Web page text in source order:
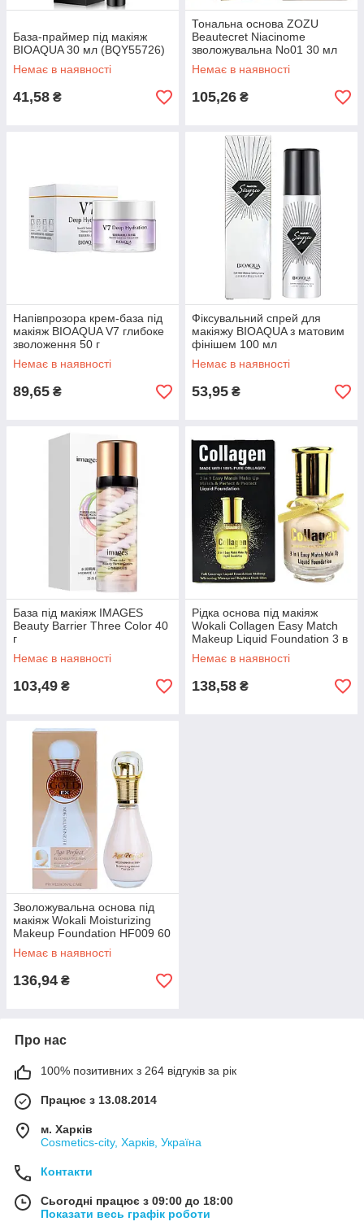
База-праймер під макіяж
BIOAQUA 30 мл (BQY55726)
Немає в наявності
41,58 ₴
Тональна основа ZOZU
Beautecret Niacinome
зволожувальна No01 30 мл
Немає в наявності
105,26 ₴
Напівпрозора крем-база під
макіяж BIOAQUA V7 глибоке
зволоження 50 г
Немає в наявності
89,65 ₴
Фіксувальний спрей для
макіяжу BIOAQUA з матовим
фінішем 100 мл
Немає в наявності
53,95 ₴
База під макіяж IMAGES
Beauty Barrier Three Color 40
г
Немає в наявності
103,49 ₴
Рідка основа під макіяж
Wokali Collagen Easy Match
Makeup Liquid Foundation 3 в
1 HF2006 65 мл
Немає в наявності
138,58 ₴
Зволожувальна основа під
макіяж Wokali Moisturizing
Makeup Foundation HF009 60
мл
Немає в наявності
136,94 ₴
Про нас
100% позитивних з 264 відгуків за рік
Працює з 13.08.2014
м. Харків
Cosmetics-city, Харків, Україна
Контакти
Сьогодні працює з 09:00 до 18:00
Показати весь графік роботи